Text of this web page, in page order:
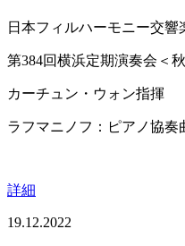
日本フィルハーモニー交
第384回横浜定期演奏会＜
カーチュン・ウォン指揮
ラフマニノフ：ピアノ協奏
詳細
19.12.2022